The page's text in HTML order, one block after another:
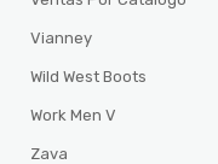
Vianney
Wild West Boots
Work Men V
Zava